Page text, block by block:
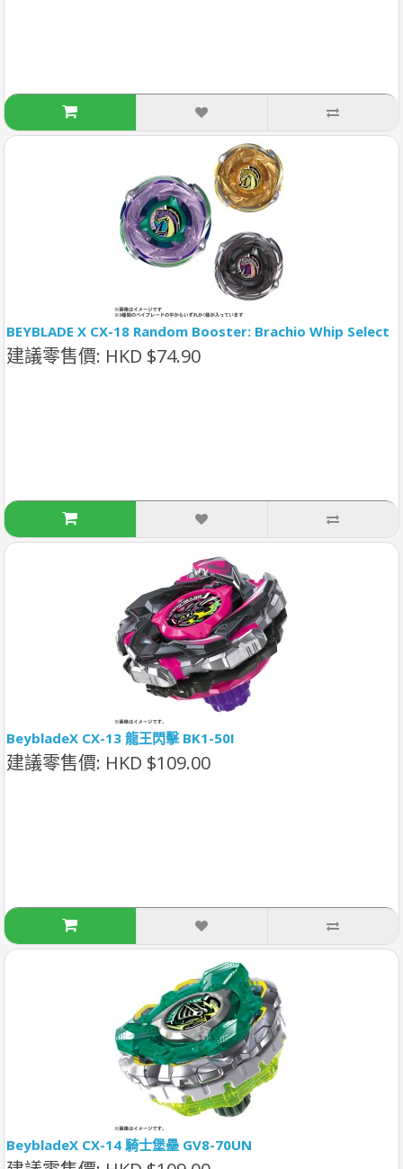
BEYBLADE X CX-18 Random Booster: Brachio Whip Select
建議零售價: HKD $74.90
BeybladeX CX-13 龍王閃擊 BK1-50I
建議零售價: HKD $109.00
BeybladeX CX-14 騎士堡壘 GV8-70UN